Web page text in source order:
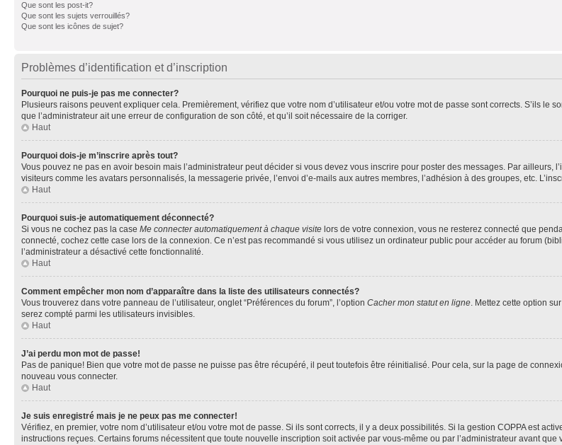
Que sont les post-it?
Que sont les sujets verrouillés?
Que sont les icônes de sujet?
Problèmes d’identification et d’inscription
Pourquoi ne puis-je pas me connecter?
Plusieurs raisons peuvent expliquer cela. Premièrement, vérifiez que votre nom d’utilisateur et/ou votre mot de passe sont corrects. S’ils le
que l’administrateur ait une erreur de configuration de son côté, et qu’il soit nécessaire de la corriger.
Haut
Pourquoi dois-je m’inscrire après tout?
Vous pouvez ne pas en avoir besoin mais l’administrateur peut décider si vous devez vous inscrire pour poster des messages. Par
visiteurs comme les avatars personnalisés, la messagerie privée, l’envoi d’e-mails aux autres membres, l’adhésion à des groupes, etc.
Haut
Pourquoi suis-je automatiquement déconnecté?
Si vous ne cochez pas la case Me connecter automatiquement à chaque visite lors de votre connexion, vous ne resterez connecté que
connecté, cochez cette case lors de la connexion. Ce n’est pas recommandé si vous utilisez un ordinateur public pour accéder au forum
l’administrateur a désactivé cette fonctionnalité.
Haut
Comment empêcher mon nom d’apparaître dans la liste des utilisateurs connectés?
Vous trouverez dans votre panneau de l’utilisateur, onglet “Préférences du forum”, l’option Cacher mon statut en ligne. Mettez cette option sur
serez compté parmi les utilisateurs invisibles.
Haut
J’ai perdu mon mot de passe!
Pas de panique! Bien que votre mot de passe ne puisse pas être récupéré, il peut toutefois être réinitialisé. Pour cela, sur la page de
nouveau vous connecter.
Haut
Je suis enregistré mais je ne peux pas me connecter!
Vérifiez, en premier, votre nom d’utilisateur et/ou votre mot de passe. Si ils sont corrects, il y a deux possibilités. Si la gestion COPPA est
instructions reçues. Certains forums nécessitent que toute nouvelle inscription soit activée par vous-même ou par l’administrateur avant